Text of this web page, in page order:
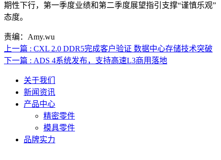
期性下行，第一季度业绩和第二季度展望指引支撑“谨慎乐观”
态度。
责编：Amy.wu
上一篇 : CXL 2.0 DDR5完成客户验证 数据中心存储技术突破
下一篇 : ADS 4系统发布，支持高速L3商用落地
关于我们
新闻资讯
产品中心
精密零件
模具零件
品牌实力